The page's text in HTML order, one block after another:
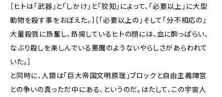
［ヒトは「武器」と「しかけ」と「狡知」によって、「必要以上」に大型
動物を殺す事をおぼえた。］［「必要以上の」そして「分不相応の」
大量殺戮に昻奮し、昻揚しているヒトの顔には、血に酔っぱらい、
なぶり殺しを楽しんでいる悪魔のようないやらしさがあらわれて
いた。］
と同時に、人類は「巨大帝国文明原理」ブロックと自由主義陣営
との争いの真っただ中にある、というのだ。はたして、この宇宙人